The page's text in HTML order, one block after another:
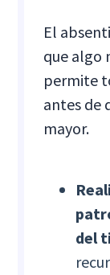
El
que algo
permite
antes de
mayor.
del